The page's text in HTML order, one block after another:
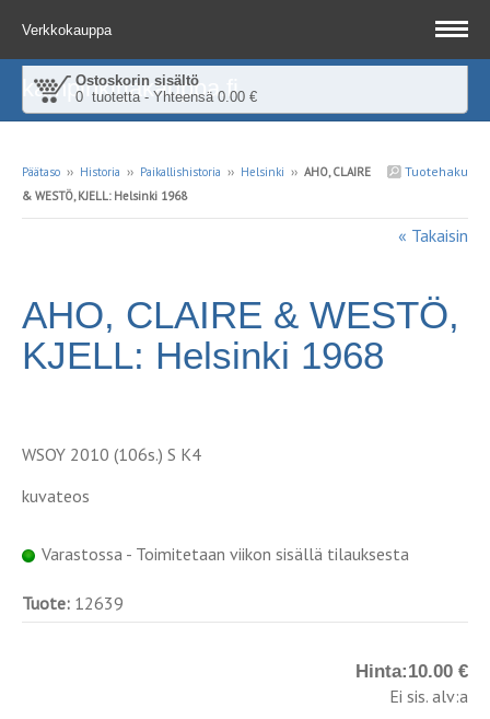
Verkkokauppa
Ostoskorin sisältö
0 tuotetta - Yhteensä 0.00 €
kampinkirjakauppa.fi
Tuotehaku
Päätaso ›› Historia ›› Paikallishistoria ›› Helsinki ›› AHO, CLAIRE
& WESTÖ, KJELL: Helsinki 1968
« Takaisin
AHO, CLAIRE & WESTÖ,
KJELL: Helsinki 1968
WSOY 2010 (106s.) S K4
kuvateos
Varastossa - Toimitetaan viikon sisällä tilauksesta
Tuote: 12639
Hinta:10.00 €
Ei sis. alv:a